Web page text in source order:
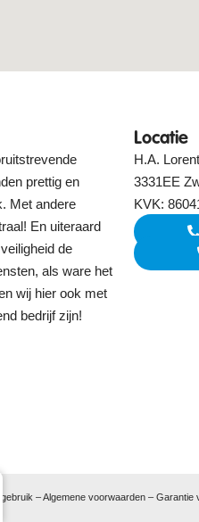
prettig en
Met andere
En uiteraard
de
als ware het
wij hier ook met
bedrijf zijn!
Locatie
H.A.
3331EE
KVK:
–Algemene voorwaarden – Garantie